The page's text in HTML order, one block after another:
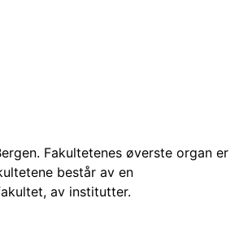
Fakultetenes øverste organ er
består av en
av institutter.